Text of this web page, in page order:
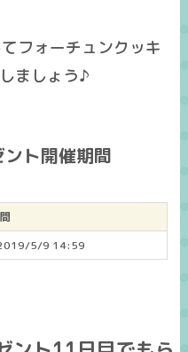
フォーチュンクッキ
ましょう♪
ト開催期間
5/9 14:59